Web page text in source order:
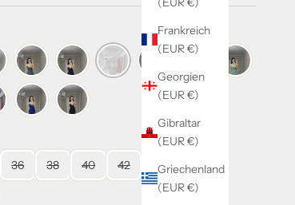
Frankreich
(EUR €)
Georgien
(EUR €)
Gibraltar
(EUR €)
Griechenland
(EUR €)
36 38 40 42